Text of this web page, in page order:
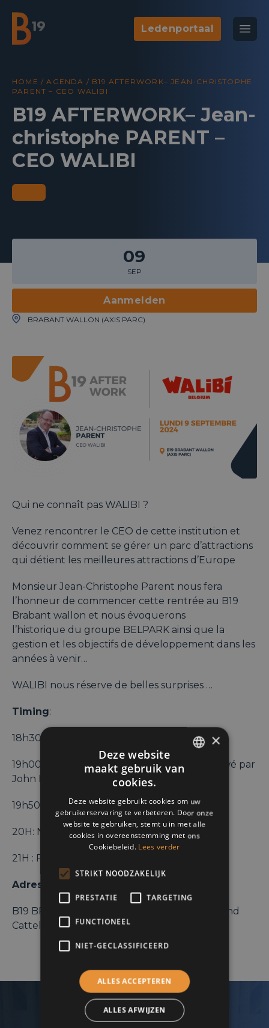
National Business Club & Networking
Ledenportaal
HOME /AGENDA / B19 AFTERWORK– JEAN-CHRISTOPHE
PARENT – CEO WALIBI
B19 AFTERWORK– Jean-
christophe PARENT –
CEO WALIBI
09
SEP
Aanmelden
BRABANT WALLON (AXIS PARC)
Qui ne connaît pas WALIBI ?
Venez rencontrer le CEO de cette institution et
découvrir comment se gérer un parc d’attractions
qui détient les meilleures attractions d’Europe
Monsieur Jean-Christophe Parent nous fera
l’honneur de commencer cette rentrée au B19
Brabant wallon et nous évoquerons
l’historique du groupe BELPARK ainsi que la
gestion et les objectifs de développement dans les
années à venir…
WALIBI nous réserve de belles surprises …
Timing:
18h30 : Welcome
19h00 : Conférence ( Mr Parent sera interviewé par
John Bogaerts ou Nathalie Ducobu )
19h50 : Question et réponse du Public
20H: Networking/ Afterwork
21H : FIN
Adresse
B19 BRABANT WALLON ( AXIS PARC) Rue Fond
Cattelain, 2, 1435, Mont-Saint-Guibert
ENGLISH
DUTCH
×
Deze website
maakt gebruik van
cookies.
Deze website gebruikt cookies om uw
gebruikerservaring te verbeteren. Door onze
website te gebruiken, stemt u in met alle
cookies in overeenstemming met ons
Cookiebeleid. Lees verder
STRIKT NOODZAKELIJK
PRESTATIE TARGETING
FUNCTIONEEL
NIET-GECLASSIFICEERD
ALLES ACCEPTEREN
ALLES AFWIJZEN